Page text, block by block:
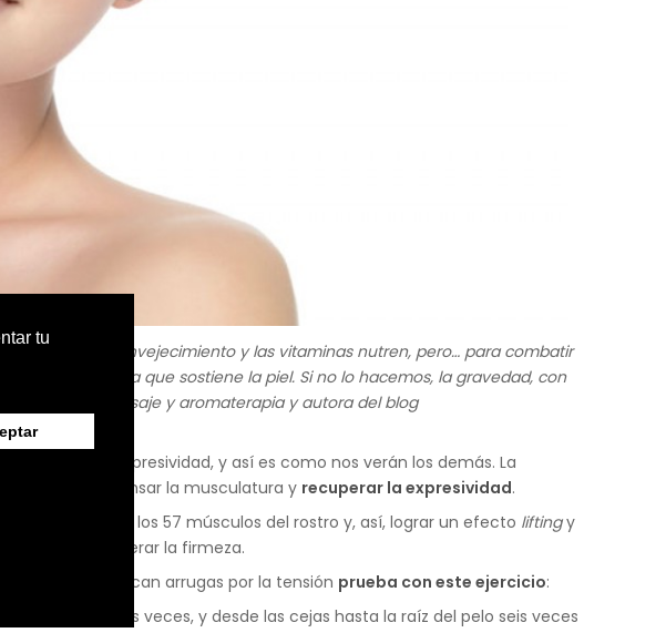
del envejecimiento y las vitaminas nutren, pero… para combatir
es la que sostiene la piel. Si no lo hacemos, la gravedad, con
de automasaje y aromaterapia y autora del blog
le faltará expresividad, y así es como nos verán los demás. La
destensar la musculatura y recuperar la expresividad.
trabajar los 57 músculos del rostro y, así, lograr un efecto liftingy
y recuperar la firmeza.
que se te marcan arrugas por la tensión prueba con este ejercicio:
a lado, seis veces, y desde las cejas hasta la raíz del pelo seis veces